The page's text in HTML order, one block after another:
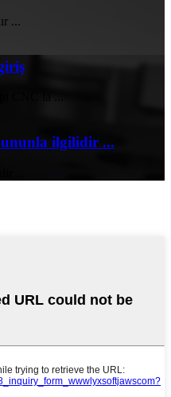
...
ilgilidir ...